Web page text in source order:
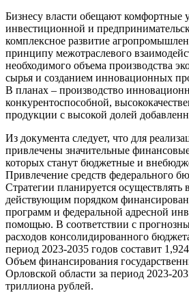
Бизнесу власти обещают комфортные
инвестиционной и
комплексное развитие
принципу межотраслевого
необходимого объема производства
сырья и созданием инновационных
В планах – производство
конкурентоспособной,
продукции с высокой долей
Из документа следует, что для
привлечены значительные
которых станут бюджетные и
Привлечение средств федерального
Стратегии планируется осуществлять
действующим порядком
программ и федеральной адресной
помощью. В соответствии с
расходов консолидированного
период 2023-2035 годов составит
Объем финансирования
Орловской области за период 2023-
триллиона рублей.